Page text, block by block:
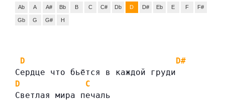
Ab A A# Bb B C C# Db D D# Eb E F F#
Gb G G# H
D
D#
Сердце что бьётся в каждой груди
D
C
Светлая мира печаль